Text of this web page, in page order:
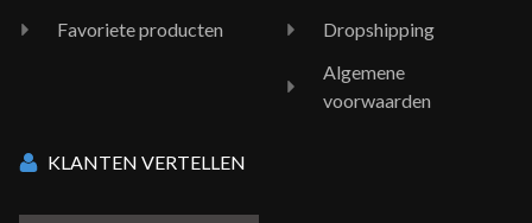
Favoriete producten
Dropshipping
Algemene
voorwaarden
KLANTEN VERTELLEN